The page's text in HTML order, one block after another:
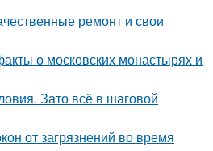
ремонт и свои
о московских монастырях и
Зато всё в шаговой
от загрязнений во время